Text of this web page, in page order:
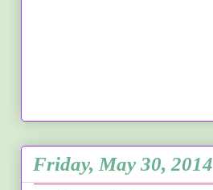
Friday, May 30, 2014